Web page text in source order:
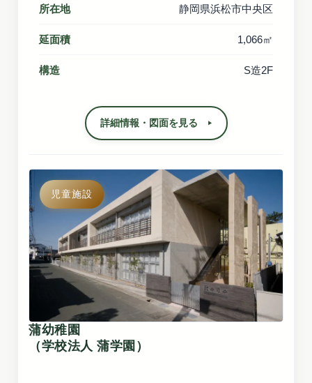
所在地 静岡県浜松市中央区
延面積 1,066㎡
構造 S造2F
詳細情報・図面を見る
児童施設
蒲幼稚園
（学校法人 蒲学園）